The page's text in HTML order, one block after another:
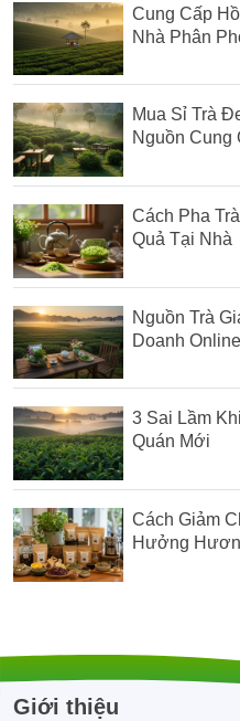
Cung Cấp
Nhà Phân
Mua Sỉ Trà
Nguồn Cung
Cách Pha
Quả Tại Nhà
Nguồn Trà
Doanh Online
3 Sai Lầm
Quán Mới
Cách Giảm
Hưởng
Giới thiệu